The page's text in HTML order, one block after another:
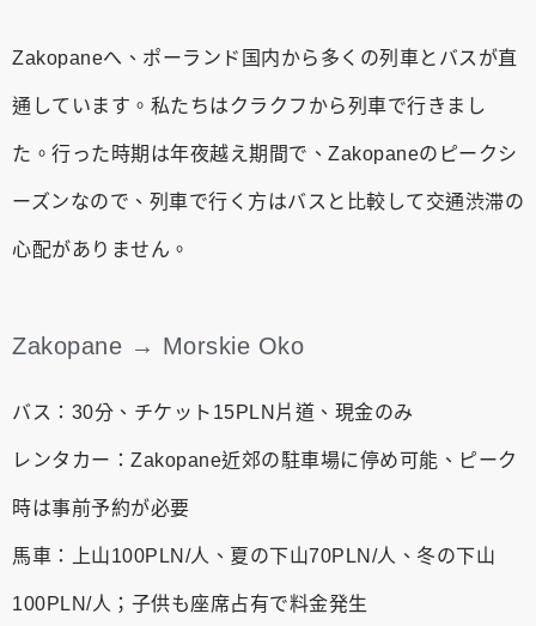
Zakopaneへ、ポーランド国内から多くの列車とバスが直
通しています。私たちはクラクフから列車で行きまし
た。行った時期は年夜越え期間で、Zakopaneのピークシ
ーズンなので、列車で行く方はバスと比較して交通渋滞の
心配がありません。
Zakopane → Morskie Oko
バス：30分、チケット15PLN片道、現金のみ
レンタカー：Zakopane近郊の駐車場に停め可能、ピーク
時は事前予約が必要
馬車：上山100PLN/人、夏の下山70PLN/人、冬の下山
100PLN/人；子供も座席占有で料金発生